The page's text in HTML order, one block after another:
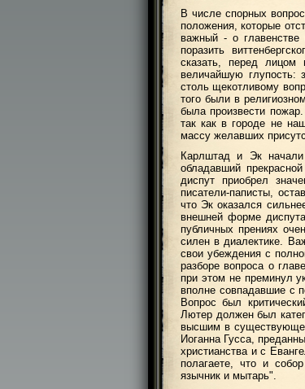
В числе спорных
положения, которые
важный - о главенстве
поразить
сказать, перед лицом
величайшую глупость:
столь щекотливому
того были в
была произвести
так как в городе не
массу желавших
Карлштад и Эк
обладавший
диспут приобрел
писатели-паписты,
что Эк оказался
внешней форме
публичных прениях
силен в диалектике.
свои убеждения с
разборе вопроса о
при этом не преминул
вполне совпадавшие с
Вопрос был
Лютер должен был
высшим в
Иоганна Гусса,
христианства и с
полагаете, что и
язычник и мытарь".